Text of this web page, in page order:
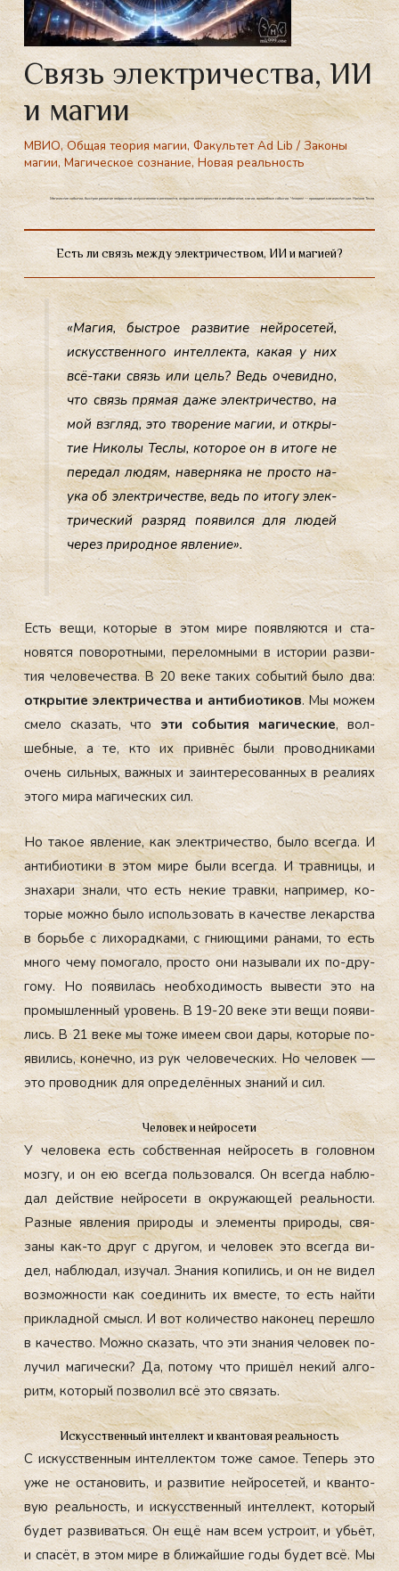
Связь электричества, ИИ
и магии
МВИО,Общая теория магии,Факультет Ad Lib/Законы
магии,Магическое сознание,Новая реальность
Магические события, быстрое развитие нейросетей, искусственного интеллекта, открытие электричества и антибиотиков, магия, волшебные события. Человек — проводник магических сил. Никола Тесла.
Есть ли связь между электричеством, ИИ и магией?
«Ма­гия, быс­трое раз­ви­тие ней­ро­сетей,
ис­кусс­твен­но­го ин­теллек­та, ка­кая у них
всё-та­ки связь или цель? Ведь оче­вид­но,
что связь пря­мая да­же элек­три­чес­тво, на
мой взгляд, это тво­рение ма­гии, и от­кры­
тие Ни­колы Тес­лы, ко­торое он в ито­ге не
пе­редал лю­дям, на­вер­ня­ка не прос­то на­
ука об элек­три­чес­тве, ведь по ито­гу элек­
три­чес­кий раз­ряд по­явил­ся для лю­дей
че­рез при­род­ное яв­ле­ние».
Есть ве­щи, ко­торые в этом ми­ре по­яв­ля­ют­ся и ста­
новят­ся по­ворот­ны­ми, пе­релом­ны­ми в ис­то­рии раз­ви­
тия че­лове­чес­тва. В 20 ве­ке та­ких со­бытий бы­ло два:
от­кры­тие элек­три­чес­тва и ан­ти­би­оти­ков. Мы мо­жем
сме­ло ска­зать, чтоэти со­бытия ма­гичес­кие, вол­
шебные, а те, кто их прив­нёс бы­ли про­вод­ни­ками
очень силь­ных, важ­ных и за­ин­те­ресо­ван­ных в ре­али­ях
это­го ми­ра ма­гичес­ких сил.
Но та­кое яв­ле­ние, как элек­три­чес­тво, бы­ло всег­да. И
ан­ти­би­оти­ки в этом ми­ре бы­ли всег­да. И трав­ни­цы, и
зна­хари зна­ли, что есть не­кие трав­ки, нап­ри­мер, ко­
торые мож­но бы­ло ис­поль­зо­вать в ка­чес­тве ле­карс­тва
в борь­бе с ли­хорад­ка­ми, с гни­ющи­ми ра­нами, то есть
мно­го че­му по­мога­ло, прос­то они на­зыва­ли их по-дру­
гому. Но по­яви­лась не­об­хо­димость вы­вес­ти это на
про­мыш­ленный уро­вень. В 19-20 ве­ке эти ве­щи по­яви­
лись. В 21 ве­ке мы то­же име­ем свои да­ры, ко­торые по­
яви­лись, ко­неч­но, из рук че­лове­чес­ких. Но че­ловек —
это про­вод­ник для оп­ре­делён­ных зна­ний и сил.
Человек и нейросети
У че­лове­ка есть собс­твен­ная ней­ро­сеть в го­лов­ном
моз­гу, и он ею всег­да поль­зо­вал­ся. Он всег­да наб­лю­
дал дей­ствие ней­ро­сети в ок­ру­жа­ющей ре­аль­нос­ти.
Раз­ные яв­ле­ния при­роды и эле­мен­ты при­роды, свя­
заны как-то друг с дру­гом, и че­ловек это всег­да ви­
дел, наб­лю­дал, изу­чал. Зна­ния ко­пились, и он не ви­дел
воз­можнос­ти как со­еди­нить их вмес­те, то есть най­ти
прик­ладной смысл. И вот ко­личес­тво на­конец пе­реш­ло
в ка­чес­тво. Мож­но ска­зать, что эти зна­ния че­ловек по­
лучил ма­гичес­ки? Да, по­тому что при­шёл не­кий ал­го­
ритм, ко­торый поз­во­лил всё это свя­зать.
Искусственный интеллект и квантовая реальность
С ис­кусс­твен­ным ин­теллек­том то­же са­мое. Те­перь это
уже не ос­та­новить, и раз­ви­тие ней­ро­сетей, и кван­то­
вую ре­аль­ность, и ис­кусс­твен­ный ин­теллект, ко­торый
бу­дет раз­ви­вать­ся. Он ещё нам всем ус­тро­ит, и убь­ёт,
и спа­сёт, в этом ми­ре в бли­жай­шие го­ды бу­дет всё. Мы